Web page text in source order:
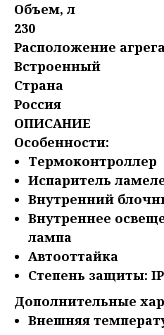
Объем, л
230
Расположение
Встроенный
Страна
Россия
ОПИСАНИЕ
Особенности:
Термоконтроллер
Испаритель
Внутренний
Внутреннее
лампа
Автооттайка
Степень защиты:
Дополнительные
Внешняя